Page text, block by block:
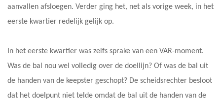
aanvallen afsloegen. Verder ging het, net als vorige week, in het
eerste kwartier redelijk gelijk op.
In het eerste kwartier was zelfs sprake van een VAR-moment.
Was de bal nou wel volledig over de doellijn? Of was de bal uit
de handen van de keepster geschopt? De scheidsrechter besloot
dat het doelpunt niet telde omdat de bal uit de handen van de